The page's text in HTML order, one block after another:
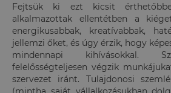
Fejtsük ki ezt kicsit
alkalmazottak ellentétben a
energikusabbak, kreatívabbak,
jellemzi őket, és úgy érzik, hogy
mindennapi kihívásokkal.
felelősségteljesen végzik
szervezet iránt. Tulajdonosi